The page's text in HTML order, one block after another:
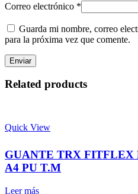
Correo electrónico *
Guarda mi nombre, correo
para la próxima vez que comente.
Related products
Quick View
GUANTE TRX FITFLEX
A4 PU T.M
Leer más